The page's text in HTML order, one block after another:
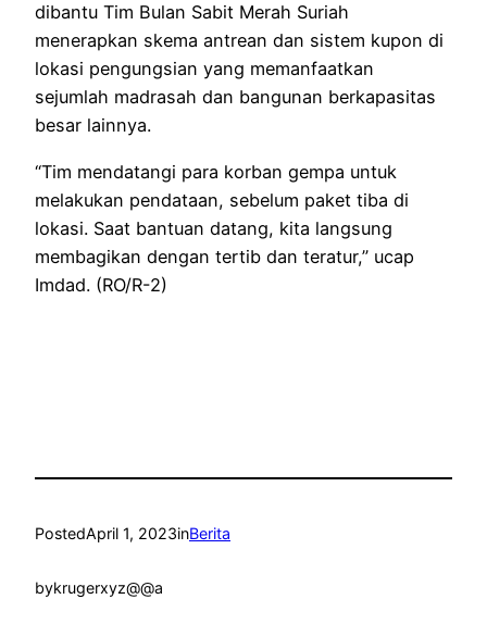
dibantu Tim Bulan Sabit Merah Suriah
menerapkan skema antrean dan sistem kupon di
lokasi pengungsian yang memanfaatkan
sejumlah madrasah dan bangunan berkapasitas
besar lainnya.
“Tim mendatangi para korban gempa untuk
melakukan pendataan, sebelum paket tiba di
lokasi. Saat bantuan datang, kita langsung
membagikan dengan tertib dan teratur,” ucap
Imdad. (RO/R-2)
PostedApril 1, 2023inBerita
bykrugerxyz@@a